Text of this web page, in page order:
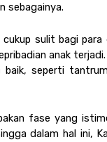
sebagainya.
sulit bagi
anak
baik, seperti
fase yang
dalam hal ini,